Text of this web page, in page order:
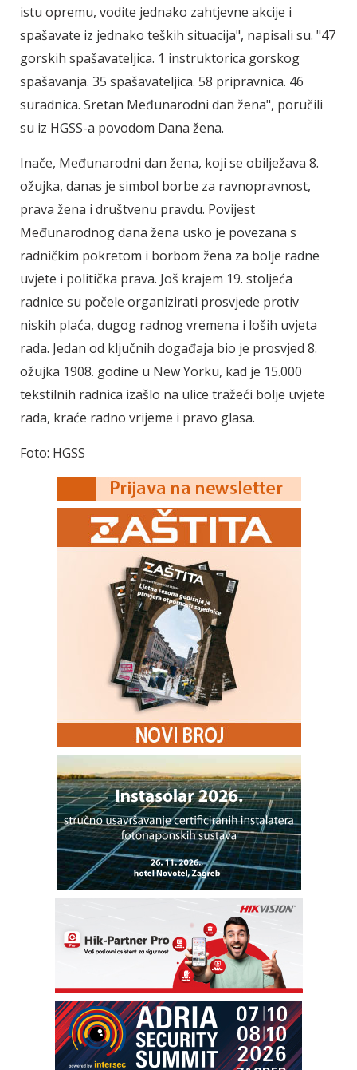
istu opremu, vodite jednako zahtjevne akcije i
spašavate iz jednako teških situacija", napisali su. "47
gorskih spašavateljica. 1 instruktorica gorskog
spašavanja. 35 spašavateljica. 58 pripravnica. 46
suradnica. Sretan Međunarodni dan žena", poručili
su iz HGSS-a povodom Dana žena.
Inače, Međunarodni dan žena, koji se obilježava 8.
ožujka, danas je simbol borbe za ravnopravnost,
prava žena i društvenu pravdu. Povijest
Međunarodnog dana žena usko je povezana s
radničkim pokretom i borbom žena za bolje radne
uvjete i politička prava. Još krajem 19. stoljeća
radnice su počele organizirati prosvjede protiv
niskih plaća, dugog radnog vremena i loših uvjeta
rada. Jedan od ključnih događaja bio je prosvjed 8.
ožujka 1908. godine u New Yorku, kad je 15.000
tekstilnih radnica izašlo na ulice tražeći bolje uvjete
rada, kraće radno vrijeme i pravo glasa.
Foto: HGSS